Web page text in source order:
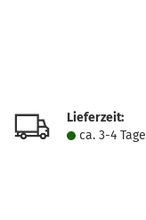
Lieferzeit:
ca. 3-4 Tage